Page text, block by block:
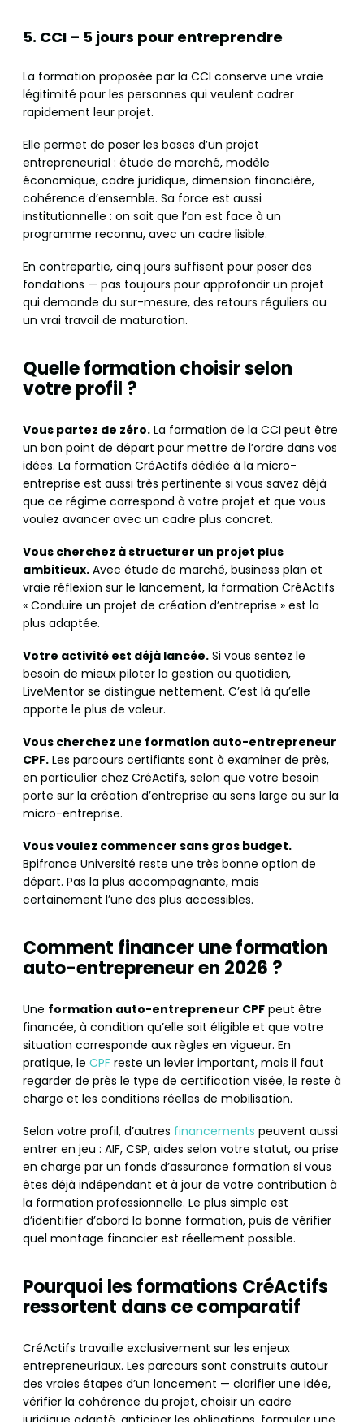
5. CCI – 5 jours pour entreprendre
La formation proposée par la CCI conserve une vraie
légitimité pour les personnes qui veulent cadrer
rapidement leur projet.
Elle permet de poser les bases d’un projet
entrepreneurial : étude de marché, modèle
économique, cadre juridique, dimension financière,
cohérence d’ensemble. Sa force est aussi
institutionnelle : on sait que l’on est face à un
programme reconnu, avec un cadre lisible.
En contrepartie, cinq jours suffisent pour poser des
fondations — pas toujours pour approfondir un projet
qui demande du sur-mesure, des retours réguliers ou
un vrai travail de maturation.
Quelle formation choisir selon
votre profil ?
Vous partez de zéro. La formation de la CCI peut être
un bon point de départ pour mettre de l’ordre dans vos
idées. La formation CréActifs dédiée à la micro-
entreprise est aussi très pertinente si vous savez déjà
que ce régime correspond à votre projet et que vous
voulez avancer avec un cadre plus concret.
Vous cherchez à structurer un projet plus
ambitieux. Avec étude de marché, business plan et
vraie réflexion sur le lancement, la formation CréActifs
« Conduire un projet de création d’entreprise » est la
plus adaptée.
Votre activité est déjà lancée. Si vous sentez le
besoin de mieux piloter la gestion au quotidien,
LiveMentor se distingue nettement. C’est là qu’elle
apporte le plus de valeur.
Vous cherchez une formation auto-entrepreneur
CPF. Les parcours certifiants sont à examiner de près,
en particulier chez CréActifs, selon que votre besoin
porte sur la création d’entreprise au sens large ou sur la
micro-entreprise.
Vous voulez commencer sans gros budget.
Bpifrance Université reste une très bonne option de
départ. Pas la plus accompagnante, mais
certainement l’une des plus accessibles.
Comment financer une formation
auto-entrepreneur en 2026 ?
Une formation auto-entrepreneur CPF peut être
financée, à condition qu’elle soit éligible et que votre
situation corresponde aux règles en vigueur. En
pratique, le CPF reste un levier important, mais il faut
regarder de près le type de certification visée, le reste à
charge et les conditions réelles de mobilisation.
Selon votre profil, d’autres financements peuvent aussi
entrer en jeu : AIF, CSP, aides selon votre statut, ou prise
en charge par un fonds d’assurance formation si vous
êtes déjà indépendant et à jour de votre contribution à
la formation professionnelle. Le plus simple est
d’identifier d’abord la bonne formation, puis de vérifier
quel montage financier est réellement possible.
Pourquoi les formations CréActifs
ressortent dans ce comparatif
CréActifs travaille exclusivement sur les enjeux
entrepreneuriaux. Les parcours sont construits autour
des vraies étapes d’un lancement — clarifier une idée,
vérifier la cohérence du projet, choisir un cadre